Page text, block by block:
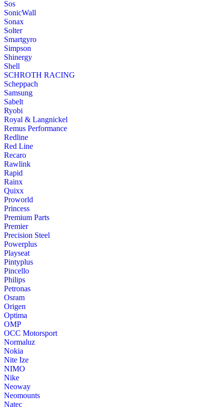
Sos
SonicWall
Sonax
Solter
Smartgyro
Simpson
Shinergy
Shell
SCHROTH RACING
Scheppach
Samsung
Sabelt
Ryobi
Royal & Langnickel
Remus Performance
Redline
Red Line
Recaro
Rawlink
Rapid
Rainx
Quixx
Proworld
Princess
Premium Parts
Premier
Precision Steel
Powerplus
Playseat
Pintyplus
Pincello
Philips
Petronas
Osram
Origen
Optima
OMP
OCC Motorsport
Normaluz
Nokia
Nite Ize
NIMO
Nike
Neoway
Neomounts
Natec